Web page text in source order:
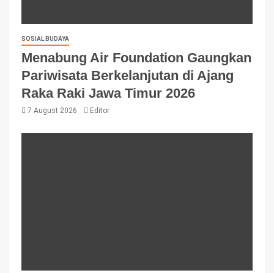
SOSIAL BUDAYA
Menabung Air Foundation Gaungkan
Pariwisata Berkelanjutan di Ajang
Raka Raki Jawa Timur 2026
7 August 2026 Editor